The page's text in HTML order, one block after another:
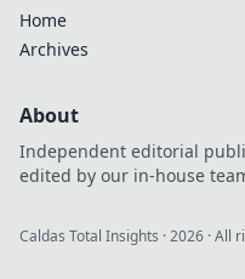
Home
Archives
About
Independent editorial
edited by our in-house
Caldas Total Insights ·2026 · All